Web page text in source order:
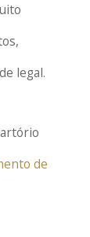
legal.
de